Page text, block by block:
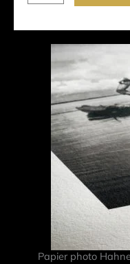
photo
Photos
paysage
Papier photo